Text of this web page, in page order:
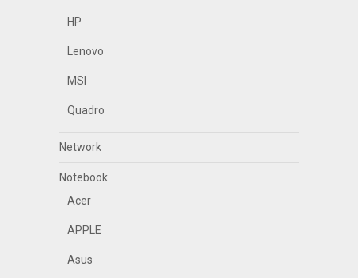
HP
Lenovo
MSI
Quadro
Network
Notebook
Acer
APPLE
Asus